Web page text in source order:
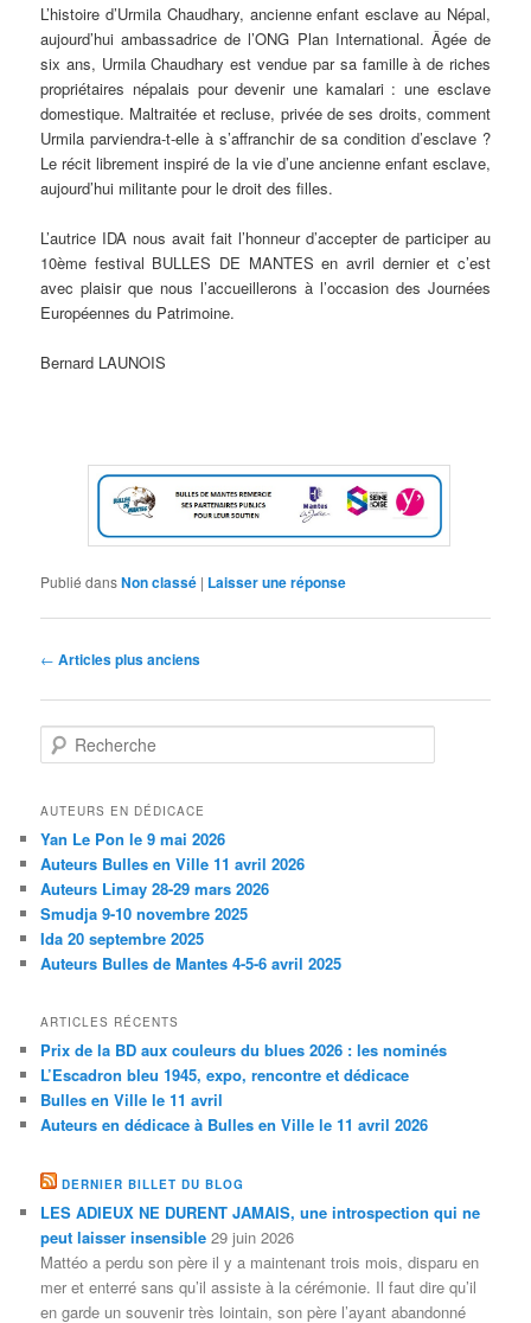
L’histoire d’Urmila Chaudhary, ancienne enfant esclave au Népal,
aujourd’hui ambassadrice de l’ONG Plan International. Âgée de
six ans, Urmila Chaudhary est vendue par sa famille à de riches
propriétaires népalais pour devenir une kamalari : une esclave
domestique. Maltraitée et recluse, privée de ses droits, comment
Urmila parviendra-t-elle à s’affranchir de sa condition d’esclave ?
Le récit librement inspiré de la vie d’une ancienne enfant esclave,
aujourd’hui militante pour le droit des filles.
L’autrice IDA nous avait fait l’honneur d’accepter de participer au
10ème festival BULLES DE MANTES en avril dernier et c’est
avec plaisir que nous l’accueillerons à l’occasion des Journées
Européennes du Patrimoine.
Bernard LAUNOIS
Publié dansNon classé | Laisser une réponse
Navigation des articles
← Articles plus anciens
Recherche
AUTEURS EN DÉDICACE
Yan Le Pon le 9 mai 2026
Auteurs Bulles en Ville 11 avril 2026
Auteurs Limay 28-29 mars 2026
Smudja 9-10 novembre 2025
Ida 20 septembre 2025
Auteurs Bulles de Mantes 4-5-6 avril 2025
ARTICLES RÉCENTS
Prix de la BD aux couleurs du blues 2026 : les nominés
L’Escadron bleu 1945, expo, rencontre et dédicace
Bulles en Ville le 11 avril
Auteurs en dédicace à Bulles en Ville le 11 avril 2026
DERNIER BILLET DU BLOG
LES ADIEUX NE DURENT JAMAIS, une introspection qui ne
peut laisser insensible 29 juin 2026
Mattéo a perdu son père il y a maintenant trois mois, disparu en
mer et enterré sans qu’il assiste à la cérémonie. Il faut dire qu’il
en garde un souvenir très lointain, son père l’ayant abandonné